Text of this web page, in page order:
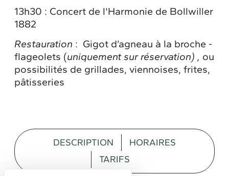
13h30 : Concert de l'Harmonie de Bollwiller
1882
Restauration : Gigot d’agneau à la broche -
flageolets (uniquement sur réservation) , ou
possibilités de grillades, viennoises, frites,
pâtisseries
DESCRIPTION
HORAIRES
TARIFS